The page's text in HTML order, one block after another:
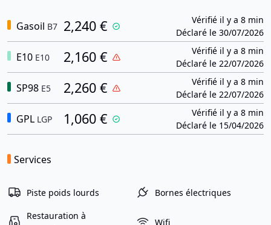
Gasoil B7 2,240 €
Vérifié il y a 8 min
Déclaré le 30/07/2026
E10 E10 2,160 €
Vérifié il y a 8 min
Déclaré le 22/07/2026
SP98 E5 2,260 €
Vérifié il y a 8 min
Déclaré le 22/07/2026
GPL LGP 1,060 €
Vérifié il y a 8 min
Déclaré le 15/04/2026
Services
Piste poids lourds Bornes électriques
Restauration à
Wifi